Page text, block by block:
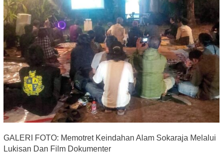
GALERI FOTO: Memotret Keindahan Alam Sokaraja Melalui
Lukisan Dan Film Dokumenter